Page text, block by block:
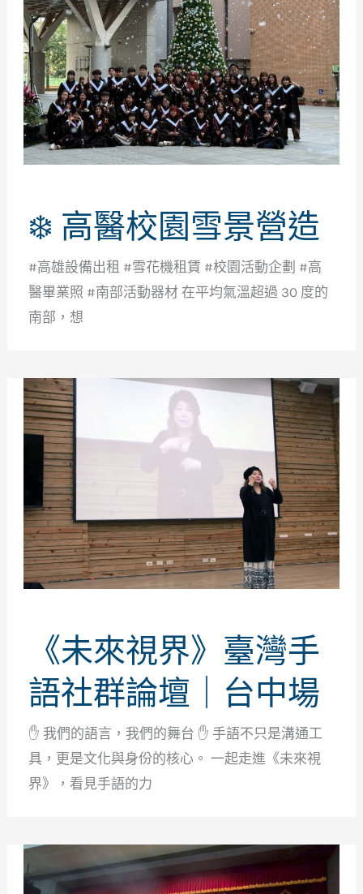
❄️ 高醫校園雪景營造
#高雄設備出租 #雪花機租賃 #校園活動企劃 #高
醫畢業照 #南部活動器材 在平均氣溫超過 30 度的
南部，想
《未來視界》臺灣手
語社群論壇｜台中場
✋ 我們的語言，我們的舞台 ✋ 手語不只是溝通工
具，更是文化與身份的核心。 一起走進《未來視
界》，看見手語的力